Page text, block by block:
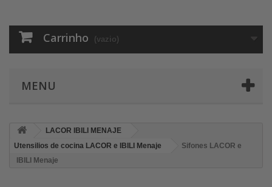
Carrinho (vazio)
MENU
LACOR IBILI MENAJE
Utensilios de cocina LACOR e IBILI Menaje
Sifones LACOR e
IBILI Menaje